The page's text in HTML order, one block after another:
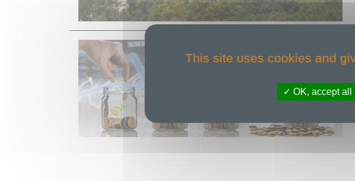
This site uses cookies and
OK, accept all